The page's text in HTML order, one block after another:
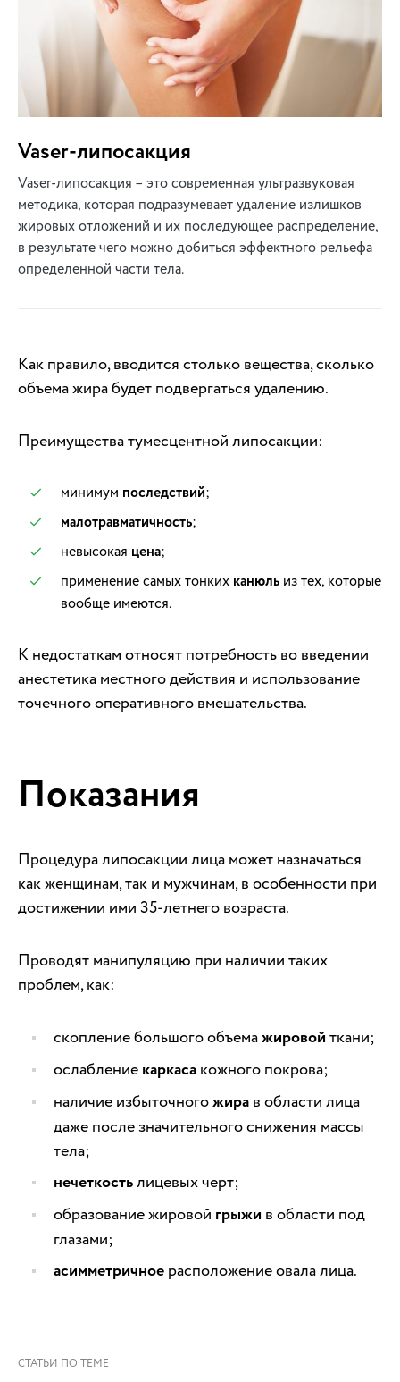
Vaser-липосакция
Vaser-липосакция – это современная ультразвуковая
методика, которая подразумевает удаление излишков
жировых отложений и их последующее распределение,
в результате чего можно добиться эффектного рельефа
определенной части тела.
Как правило, вводится столько вещества, сколько
объема жира будет подвергаться удалению.
Преимущества тумесцентной липосакции:
минимум последствий;
малотравматичность;
невысокая цена;
применение самых тонких канюль из тех, которые
вообще имеются.
К недостаткам относят потребность во введении
анестетика местного действия и использование
точечного оперативного вмешательства.
Показания
Процедура липосакции лица может назначаться
как женщинам, так и мужчинам, в особенности при
достижении ими 35-летнего возраста.
Проводят манипуляцию при наличии таких
проблем, как:
скопление большого объемажировой ткани;
ослабление каркаса кожного покрова;
наличие избыточногожира в области лица
даже после значительного снижения массы
тела;
нечеткостьлицевых черт;
образование жировой грыжи в области под
глазами;
асимметричное расположение овала лица.